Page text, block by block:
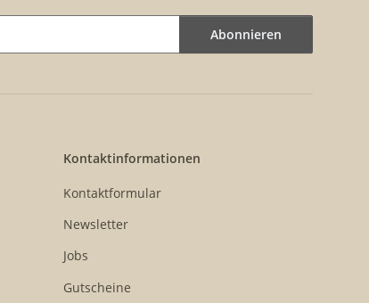
Abonnieren
Kontaktinformationen
Kontaktformular
Newsletter
Jobs
Gutscheine